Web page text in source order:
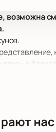
возможна
в
Ахунов
нас